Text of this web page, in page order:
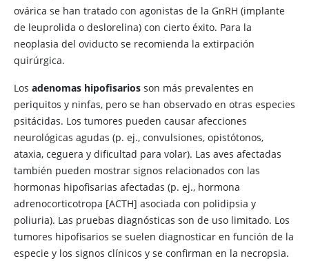
ovárica se han tratado con agonistas de la GnRH (implante
de leuprolida o deslorelina) con cierto éxito. Para la
neoplasia del oviducto se recomienda la extirpación
quirúrgica.
Los adenomas hipofisarios son más prevalentes en
periquitos y ninfas, pero se han observado en otras especies
psitácidas. Los tumores pueden causar afecciones
neurológicas agudas (p. ej., convulsiones, opistótonos,
ataxia, ceguera y dificultad para volar). Las aves afectadas
también pueden mostrar signos relacionados con las
hormonas hipofisarias afectadas (p. ej., hormona
adrenocorticotropa [ACTH] asociada con polidipsia y
poliuria). Las pruebas diagnósticas son de uso limitado. Los
tumores hipofisarios se suelen diagnosticar en función de la
especie y los signos clínicos y se confirman en la necropsia.